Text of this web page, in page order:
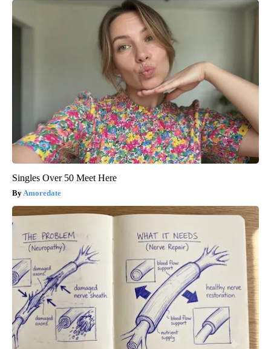
Singles Over 50 Meet Here
Amoredate